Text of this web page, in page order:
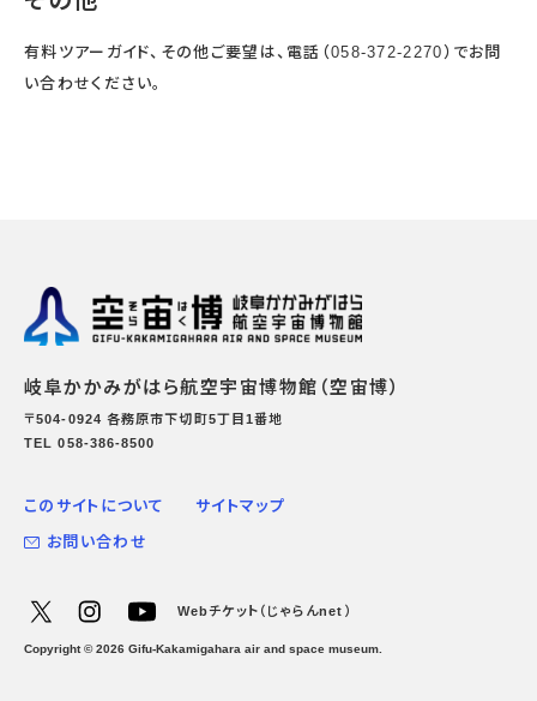
有料ツアーガイド、その他ご要望は、電話（058-372-2270）でお問
い合わせください。
岐阜かかみがはら航空宇宙博物館（空宙博）
〒504-0924 各務原市下切町5丁目1番地
TEL 058-386-8500
このサイトについて
サイトマップ
お問い合わせ
Webチケット（じゃらんnet）
Copyright ©2026 Gifu-Kakamigahara air and space museum.